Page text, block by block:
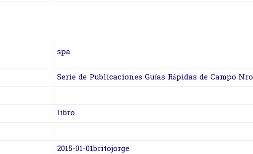
spa
Serie de Publicaciones Guías Rápidas de Campo
libro
2015-01-01britojorge